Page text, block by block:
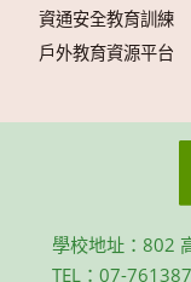
資通安全教育訓練
戶外教育資源平台
學校地址：802
TEL：07-